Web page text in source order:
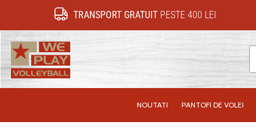
TRANSPORT GRATUITPESTE 400 LEI
NOUTATI PANTOFI DE VOLEI